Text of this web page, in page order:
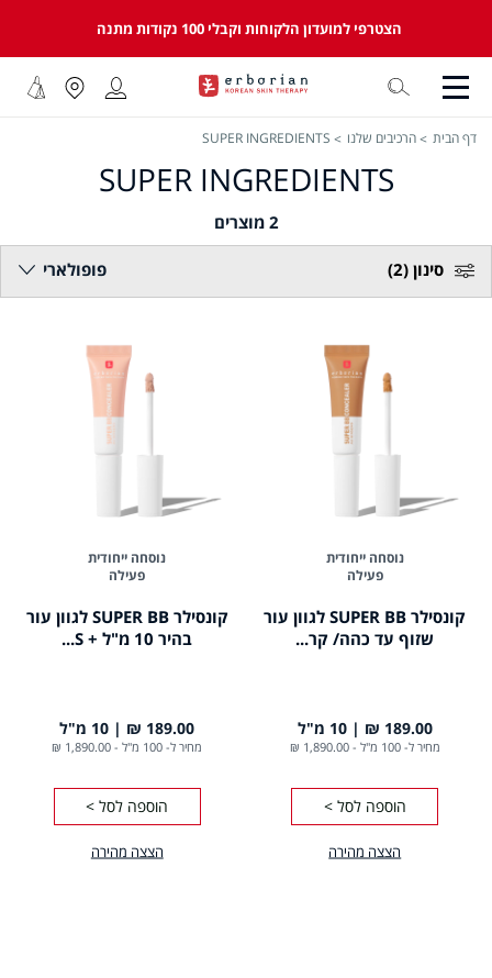
הצטרפי למועדון הלקוחות וקבלי 100 נקודות מתנה
דף הבית הרכיבים שלנו SUPER INGREDIENTS
SUPER INGREDIENTS
2 מוצרים
סינון (2) פופולארי
נוסחה ייחודית
פעילה
קונסילר SUPER BB לגוון עור
שזוף עד כהה/ קר...
הצצה מהירה
189.00 ₪ 10 מ"ל
מחיר ל- 100 מ"ל -
1,890.00 ₪
הוספה לסל >
נוסחה ייחודית
פעילה
קונסילר SUPER BB לגוון עור
בהיר 10 מ"ל + S...
הצצה מהירה
189.00 ₪ 10 מ"ל
מחיר ל- 100 מ"ל -
1,890.00 ₪
הוספה לסל >